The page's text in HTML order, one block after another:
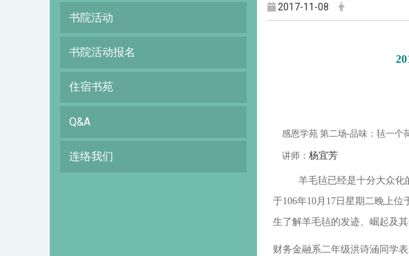
书院活动
书院活动报名
住宿书苑
Q&A
连络我们
2017-11-08
感恩学苑 第二场-品味：毡一个
讲师 ： 杨宜芳
羊毛毡已经是十分大众
于106年10月17日星期二晚上
生了解羊毛毡的发迹、崛起及
财务金融系二年级洪诗涵同学